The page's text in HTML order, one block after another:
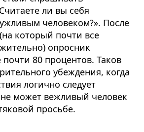
ли вы себя
человеком?». После
который почти все
опросник
80 процентов. Таков
убеждения, когда
логично следует
может вежливый человек
просьбе.